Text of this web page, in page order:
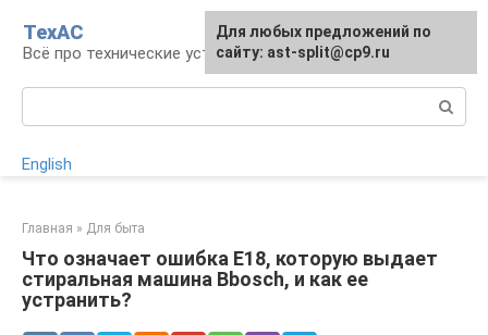
контенту
ТехАС
Всё про технические устройства
English
Главная » Для быта
Что означает ошибка E18, которую выдает
стиральная машина Bbosch, и как ее
устранить?
Для любых предложений по
сайту: ast-split@cp9.ru